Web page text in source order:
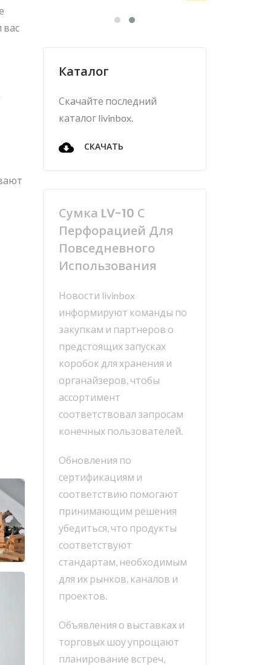
вас
Каталог
Скачайте последний
каталог livinbox.
СКАЧАТЬ
Сумка LV-10 С
Перфорацией Для
Повседневного
Использования
Новости livinbox
информируют команды по
закупкам и партнеров о
предстоящих запусках
коробок для хранения и
органайзеров, чтобы
ассортимент
соответствовал запросам
конечных пользователей.
Обновления по
сертификациям и
соответствию помогают
принимающим решения
убедиться, что продукты
соответствуют
стандартам, необходимым
для их рынков, каналов и
проектов.
Объявления о выставках и
торговых шоу упрощают
планирование встреч,